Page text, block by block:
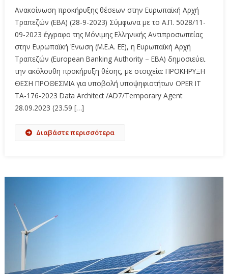
Ανακοίνωση προκήρυξης θέσεων στην Ευρωπαϊκή Αρχή
Τραπεζών (EBA) (28-9-2023) Σύμφωνα με τo Α.Π. 5028/11-
09-2023 έγγραφο της Μόνιμης Ελληνικής Αντιπροσωπείας
στην Ευρωπαϊκή Ένωση (Μ.Ε.Α. ΕΕ), η Ευρωπαϊκή Αρχή
Τραπεζών (Εuropean Banking Αuthority – EBA) δημοσιεύει
την ακόλουθη προκήρυξη θέσης, με στοιχεία: ΠΡΟΚΗΡΥΞΗ
ΘΕΣΗ ΠΡΟΘΕΣΜΙΑ για υποβολή υποψηφιοτήτων OPER IT
TA-176-2023 Data Architect /AD7/Temporary Agent
28.09.2023 (23.59 […]
Διαβάστε περισσότερα